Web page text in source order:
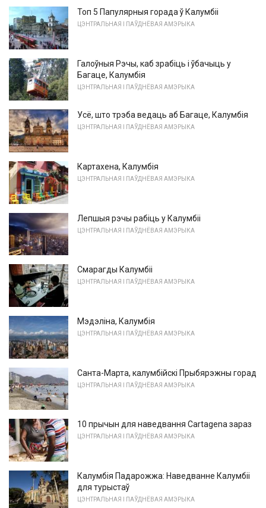
Топ 5 Папулярныя горада ў Калумбіі
ЦЭНТРАЛЬНАЯ І ПАЎДНЁВАЯ АМЭРЫКА
Галоўныя Рэчы, каб зрабіць і ўбачыць у
Багаце, Калумбія
ЦЭНТРАЛЬНАЯ І ПАЎДНЁВАЯ АМЭРЫКА
Усё, што трэба ведаць аб Багаце, Калумбія
ЦЭНТРАЛЬНАЯ І ПАЎДНЁВАЯ АМЭРЫКА
Картахена, Калумбія
ЦЭНТРАЛЬНАЯ І ПАЎДНЁВАЯ АМЭРЫКА
Лепшыя рэчы рабіць у Калумбіі
ЦЭНТРАЛЬНАЯ І ПАЎДНЁВАЯ АМЭРЫКА
Смарагды Калумбіі
ЦЭНТРАЛЬНАЯ І ПАЎДНЁВАЯ АМЭРЫКА
Мэдэліна, Калумбія
ЦЭНТРАЛЬНАЯ І ПАЎДНЁВАЯ АМЭРЫКА
Санта-Марта, калумбійскі Прыбярэжны горад
ЦЭНТРАЛЬНАЯ І ПАЎДНЁВАЯ АМЭРЫКА
10 прычын для наведвання Cartagena зараз
ЦЭНТРАЛЬНАЯ І ПАЎДНЁВАЯ АМЭРЫКА
Калумбія Падарожжа: Наведванне Калумбіі
для турыстаў
ЦЭНТРАЛЬНАЯ І ПАЎДНЁВАЯ АМЭРЫКА